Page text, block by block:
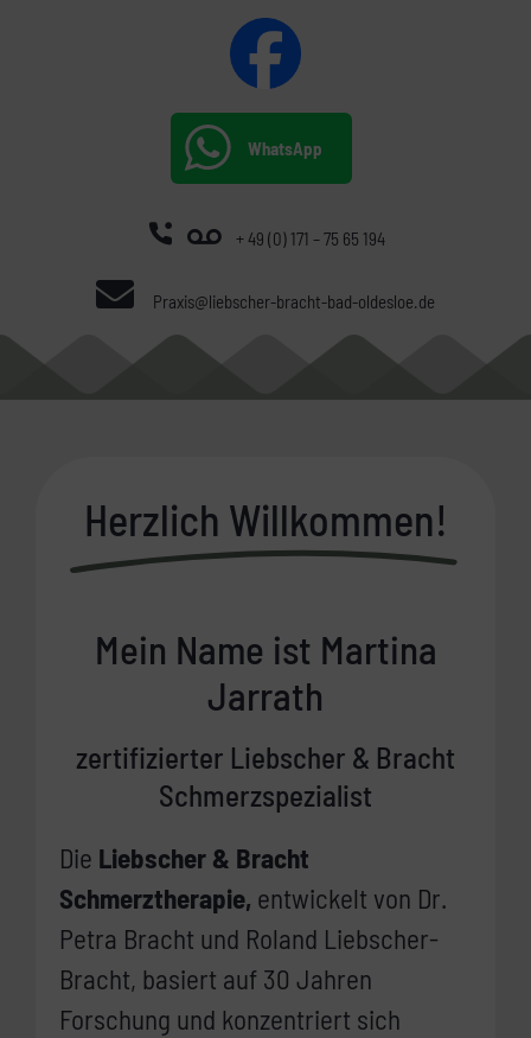
WhatsApp
+ 49 (0) 171 – 75 65 194
Praxis@liebscher-bracht-bad-oldesloe.de
Herzlich Willkommen!
Mein Name ist Martina
Jarrath
zertifizierter Liebscher & Bracht
Schmerzspezialist
Die Liebscher & Bracht
Schmerztherapie, entwickelt von Dr.
Petra Bracht und Roland Liebscher-
Bracht, basiert auf 30 Jahren
Forschung und konzentriert sich